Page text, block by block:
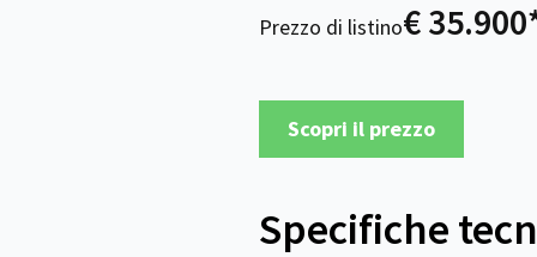
Prezzo di listino€
Scopri il prezzo
Specifiche